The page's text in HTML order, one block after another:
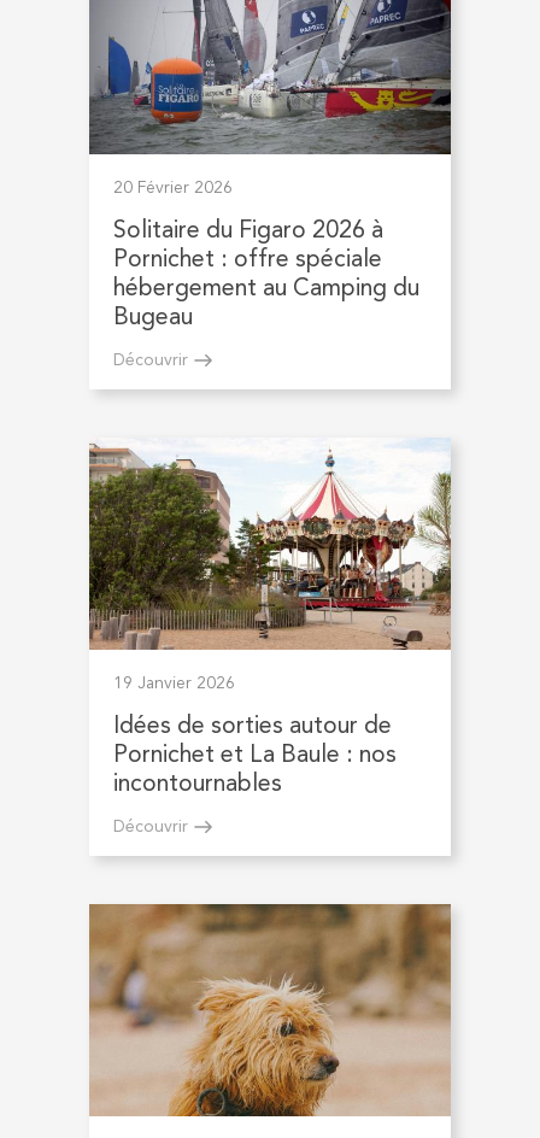
20 Février 2026
Solitaire du Figaro 2026 à
Pornichet : offre spéciale
hébergement au Camping du
Bugeau
Découvrir
19 Janvier 2026
Idées de sorties autour de
Pornichet et La Baule : nos
incontournables
Découvrir